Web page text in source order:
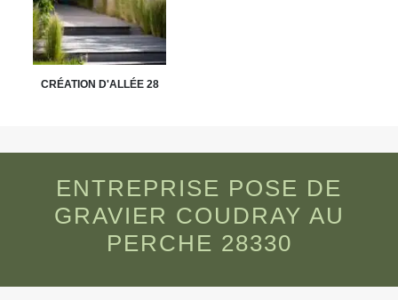
CRÉATION D'ALLÉE 28
ENTREPRISE POSE DE
GRAVIER COUDRAY AU
PERCHE 28330